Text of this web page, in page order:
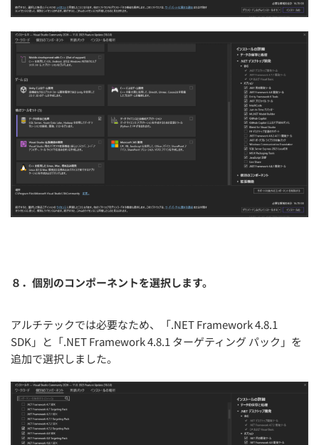
８．個別のコンポーネントを選択します。
アルチテックでは必要なため、「.NET Framework 4.8.1
SDK」と「.NET Framework 4.8.1 ターゲティング パック」を
追加で選択しました。